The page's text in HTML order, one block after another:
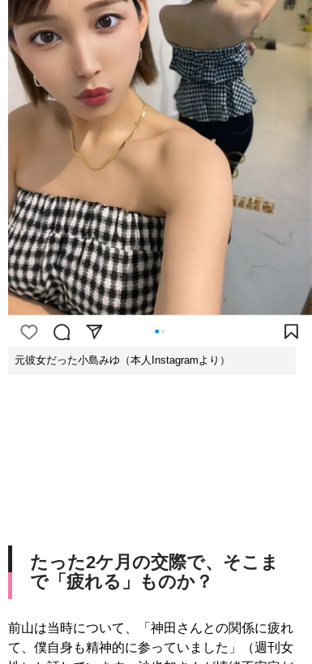
元彼女だった小島みゆ（本人Instagramより）
たった2ケ月の交際で、そこま
で「疲れる」ものか？
前山は当時について、「神田さんとの関係に疲れ
て、僕自身も精神的に参っていました」（週刊女